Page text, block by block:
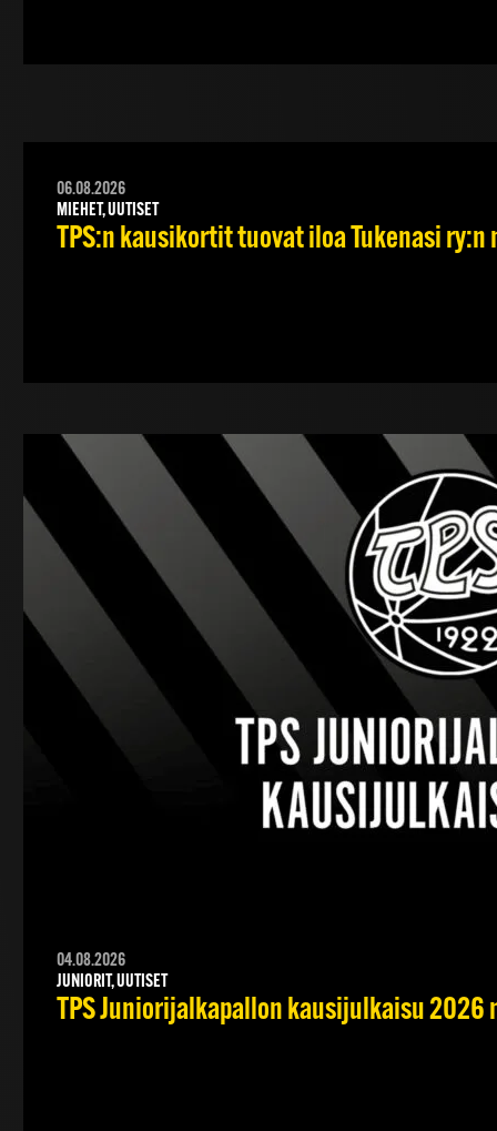
06.08.2026
MIEHET, UUTISET
TPS:n kausikortit tuovat iloa Tukenasi
04.08.2026
JUNIORIT, UUTISET
TPS Juniorijalkapallon kausijulkaisu 2026